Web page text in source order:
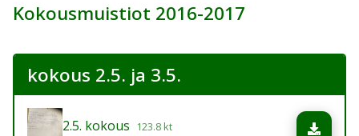
Kokousmuistiot 2016-2017
kokous 2.5. ja 3.5.
2.5. kokous 123.8 kt